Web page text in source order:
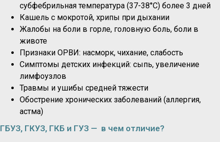
субфебрильная температура (37-38°C) более 3 дней
Кашель с мокротой, хрипы при дыхании
Жалобы на боли в горле, головную боль, боли в
животе
Признаки ОРВИ: насморк, чихание, слабость
Симптомы детских инфекций: сыпь, увеличение
лимфоузлов
Травмы и ушибы средней тяжести
Обострение хронических заболеваний (аллергия,
астма)
ГБУЗ, ГКУЗ, ГКБ и ГУЗ — в чем отличие?